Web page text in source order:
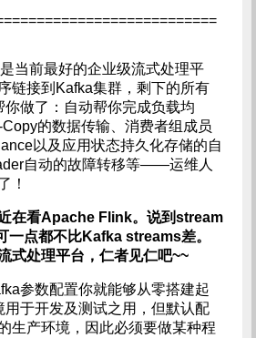
前最好的企业级流式处理平
链接到Kafka集群，剩下的所有
做了：自动帮你完成负载均
的数据传输、消费者组成员
以及应用状态持久化存储的自
自动的故障转移等——运维人
！
看Apache Flink。说到stream
一点都不比Kafka streams差。
式处理平台，仁者见仁吧~~
参数配置你就能够从零搭建起
用于开发及测试之用，但默认配
生产环境，因此必须要做某种程